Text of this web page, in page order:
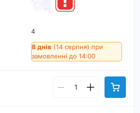
4
8 днів (14 серпня) при
замовленні до 14:00